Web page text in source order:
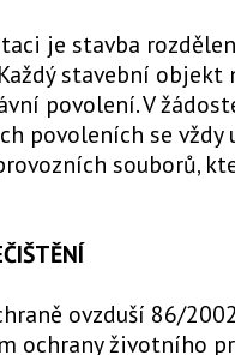
je stavba
stavební
povolení. V
povoleních se vždy
souborů,
ovzduší 86/
ochrany životního